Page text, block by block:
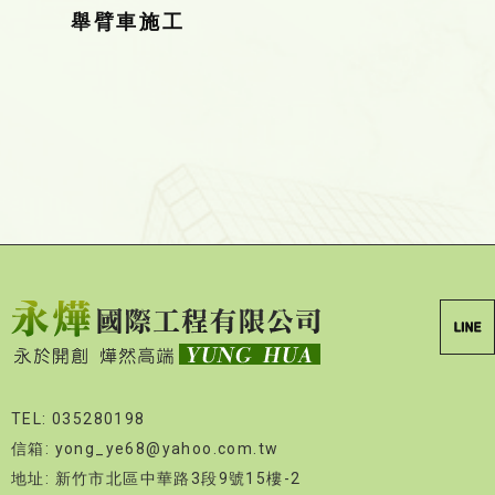
舉臂車施工
TEL: 035280198
信箱: yong_ye68@yahoo.com.tw
地址: 新竹市北區中華路3段9號15樓-2